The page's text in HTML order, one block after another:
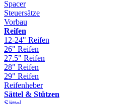
Spacer
Steuersätze
Vorbau
Reifen
12-24" Reifen
26" Reifen
27.5" Reifen
28" Reifen
29" Reifen
Reifenheber
Sättel & Stützen